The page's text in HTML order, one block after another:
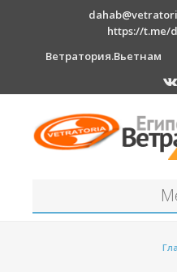
https://t.me/
Ветратория.Вьетнам